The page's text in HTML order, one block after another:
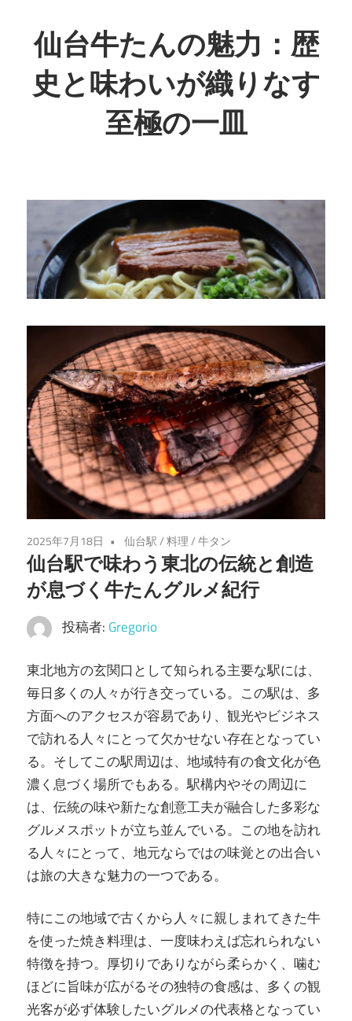
ン
テ
ン
ツ
仙台牛たんの魅力：歴
史と味わいが織りなす
至極の一皿
が
く、
至
わ
い
を
あ
に。
仙
台
の
力
堪
能
し
よ
う！
2025年7月18日 仙台駅/料理/牛タン
仙台駅で味わう東北の伝統と創造
が息づく牛たんグルメ紀行
投稿者: Gregorio
東北地方の玄関口として知られる主要な駅には、
毎日多くの人々が行き交っている。 この駅は、多
方面へのアクセスが容易であり、観光やビジネス
で訪れる人々にとって欠かせない存在となってい
る。そしてこの駅周辺は、地域特有の食文化が色
濃く息づく場所でもある。駅構内やその周辺に
は、伝統の味や新たな創意工夫が融合した多彩な
グルメスポットが立ち並んでいる。この地を訪れ
る人々にとって、地元ならではの味覚との出合い
は旅の大きな魅力の一つである。
特にこの地域で古くから人々に親しまれてきた牛
を使った焼き料理は、一度味わえば忘れられない
特徴を持つ。厚切りでありながら柔らかく、噛む
ほどに旨味が広がるその独特の食感は、多くの観
光客が必ず体験したいグルメの代表格となってい